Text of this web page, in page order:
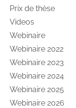
Prix de thèse
Videos
Webinaire
Webinaire 2022
Webinaire 2023
Webinaire 2024
Webinaire 2025
Webinaire 2026